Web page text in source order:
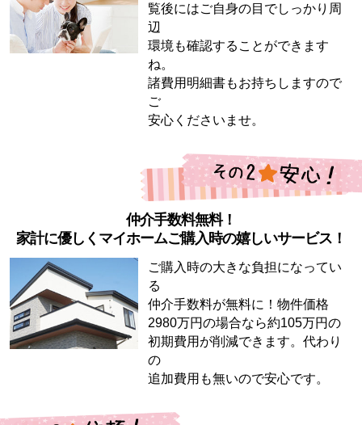
覧後にはご自身の目でしっかり周
辺
環境も確認することができます
ね。
諸費用明細書もお持ちしますので
ご
安心くださいませ。
仲介手数料無料！
家計に優しくマイホームご購入時の嬉しいサービス！
ご購入時の大きな負担になってい
る
仲介手数料が無料に！物件価格
2980万円の場合なら約105万円の
初期費用が削減できます。代わり
の
追加費用も無いので安心です。